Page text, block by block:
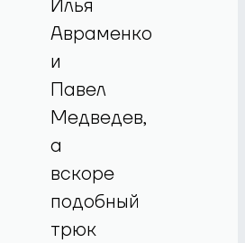
Илья
Авраменко
и
Павел
Медведев,
а
вскоре
подобный
трюк